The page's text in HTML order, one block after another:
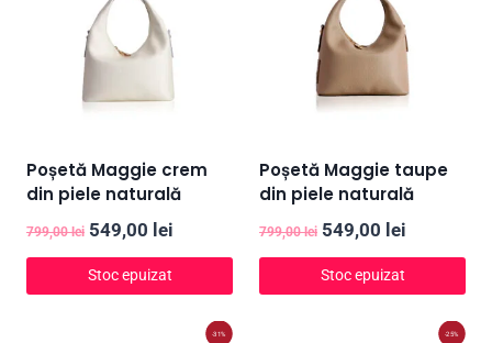
Poșetă Maggie crem
din piele naturală
799,00lei Prețul
inițial
549,00 lei
curent
549,00 lei.
Stoc epuizat
Poșetă Maggie taupe
din piele naturală
799,00lei Prețul
inițial
549,00 lei
curent
549,00
Stoc epuizat
-31% -25%